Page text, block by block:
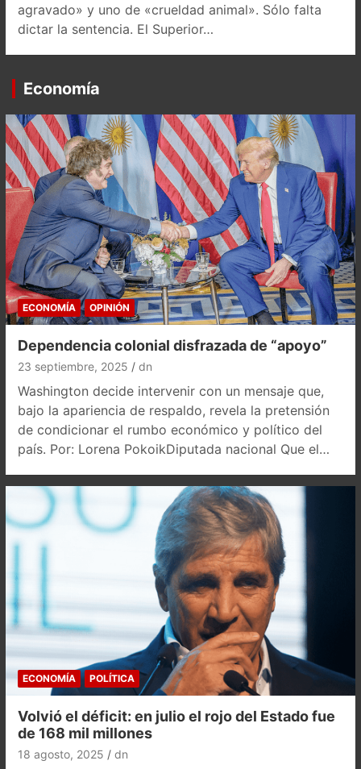
agravado» y uno de «crueldad animal». Sólo falta
dictar la sentencia. El Superior…
Economía
ECONOMÍA OPINIÓN
Dependencia colonial disfrazada de “apoyo”
23 septiembre, 2025 dn
Washington decide intervenir con un mensaje que,
bajo la apariencia de respaldo, revela la pretensión
de condicionar el rumbo económico y político del
país. Por: Lorena PokoikDiputada nacional Que el…
ECONOMÍA POLÍTICA
Volvió el déficit: en julio el rojo del Estado fue
de 168 mil millones
18 agosto, 2025 dn